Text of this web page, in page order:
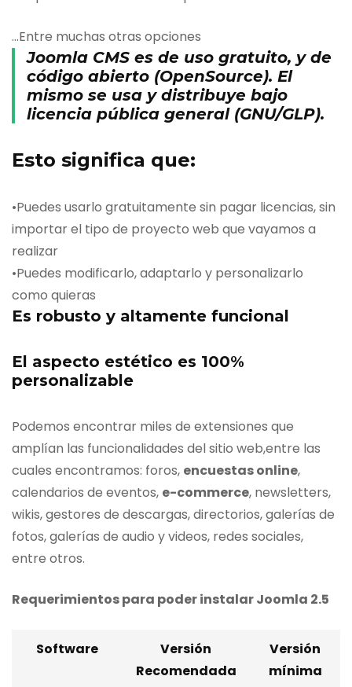
…Entre muchas otras opciones
Joomla CMS es de uso gratuito, y de
código abierto (OpenSource). El
mismo se usa y distribuye bajo
licencia pública general (GNU/GLP).
Esto significa que:
•Puedes usarlo gratuitamente sin pagar licencias, sin
importar el tipo de proyecto web que vayamos a
realizar
•Puedes modificarlo, adaptarlo y personalizarlo
como quieras
Es robusto y altamente funcional
El aspecto estético es 100%
personalizable
Podemos encontrar miles de extensiones que
amplían las funcionalidades del sitio web,entre las
cuales encontramos: foros, encuestas online,
calendarios de eventos, e-commerce, newsletters,
wikis, gestores de descargas, directorios, galerías de
fotos, galerías de audio y videos, redes sociales,
entre otros.
Requerimientos para poder instalar Joomla 2.5
Software
Versión
Recomendada
Versión
mínima